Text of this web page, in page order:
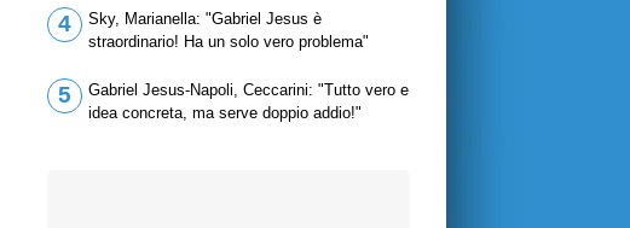
4
Sky, Marianella: "Gabriel Jesus è
straordinario! Ha un solo vero problema"
5
Gabriel Jesus-Napoli, Ceccarini: "Tutto vero e
idea concreta, ma serve doppio addio!"